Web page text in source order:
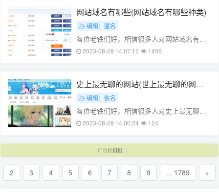
大家的问题，下面我们就开始吧！本文
目……
网站域名有哪些(网站域名有哪些种类)
编辑：匿名
各位老铁们好，相信很多人对网站域名有哪
些都不是特别的了解，因此呢，今天就来为
解决大家的一些困惑，下面一起来看看
吧……
2023-08-28 14:07:12 1456
史上最无聊的网站(世上最无聊的网站
网址)编辑：佚名
各位老铁们好，相信很多人对史上最无聊的
网站都不是特别的了解，因此呢，今天就来
聊哥的冷知识的问题知识，还望可以帮助大
家，解决大家的一些困惑，下面一起来
看……
2023-08-28 14:00:24 124
2 3 4 5 6 7 8 9 ... 1789 »